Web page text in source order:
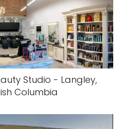
Studio - Langley,
Columbia